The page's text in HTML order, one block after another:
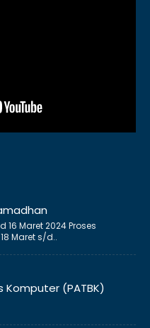
Maret 2024 Proses
Maret s/d..
Komputer (PATBK)